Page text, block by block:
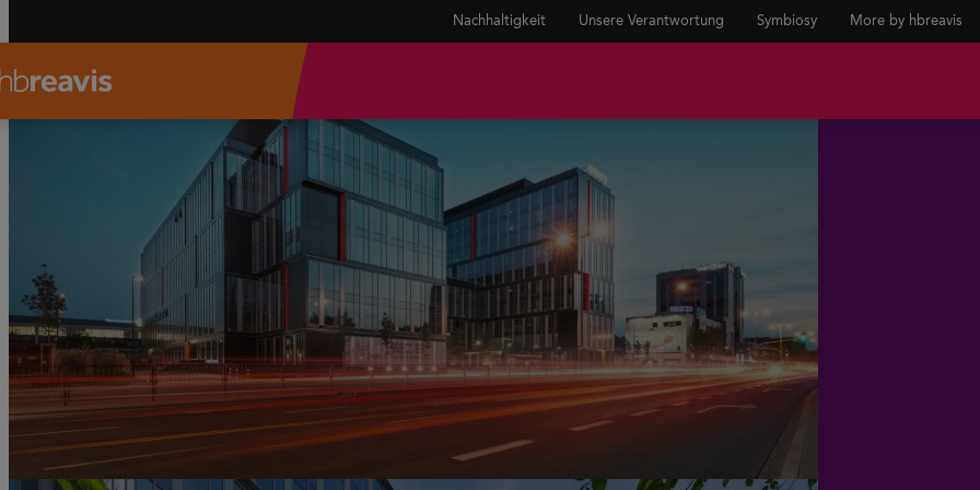
Nachhaltigkeit Unsere Verantwortung Symbiosy More by hbreavis